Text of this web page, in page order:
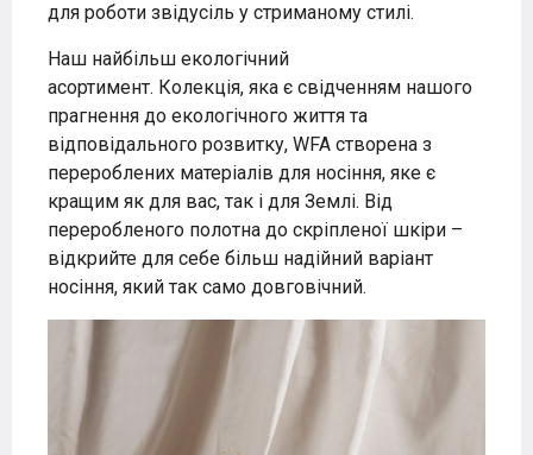
для роботи звідусіль у стриманому стилі.
Наш найбільш екологічний
асортимент. Колекція, яка є свідченням нашого
прагнення до екологічного життя та
відповідального розвитку, WFA створена з
перероблених матеріалів для носіння, яке є
кращим як для вас, так і для Землі. Від
переробленого полотна до скріпленої шкіри –
відкрийте для себе більш надійний варіант
носіння, який так само довговічний.